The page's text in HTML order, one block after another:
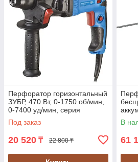
Перфоратор горизонтальный
ЗУБР, 470 Вт, 0-1750 об/мин,
0-7400 уд/мин, серия
"Профессионал" (ЗП-18-470)
Под заказ
20 520 ₸ 22 800 ₸
260)
В
61